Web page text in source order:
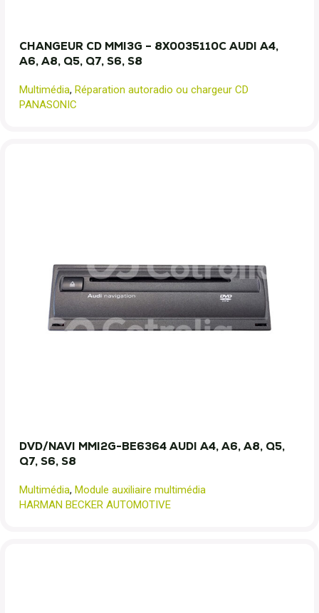
CHANGEUR CD MMI3G – 8X0035110C AUDI A4,
A6, A8, Q5, Q7, S6, S8
Multimédia, Réparation autoradio ou chargeur CD
PANASONIC
DVD/NAVI MMI2G-BE6364 AUDI A4, A6, A8, Q5,
Q7, S6, S8
Multimédia, Module auxiliaire multimédia
HARMAN BECKER AUTOMOTIVE